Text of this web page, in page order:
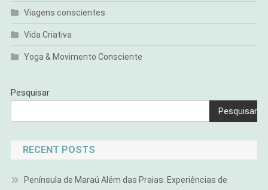
Viagens conscientes
Vida Criativa
Yoga & Movimento Consciente
Pesquisar
Pesquisar
RECENT POSTS
Península de Maraú Além das Praias: Experiências de